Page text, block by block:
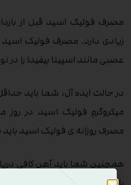
مصرف فولیک اسید قبل از
زیادی دارد. مصرف فولیک اسید
عصبی مانند اسپینا بیفیدا را
میکروگرم فولیک اسید در روز
مصرف روزانه ی فولیک اسید باید به 600 میکروگرم افزایش
همچنین شما باید آهن کافی